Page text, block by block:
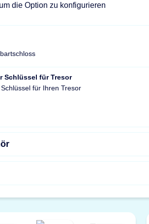
die Option zu konfigurieren
Schlüssel für Tresor
für Ihren Tresor